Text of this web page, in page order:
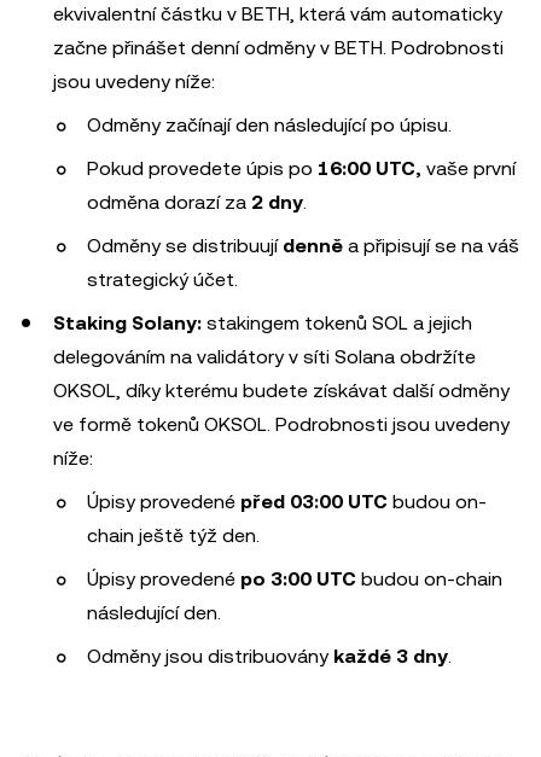
ekvivalentní částku v BETH, která vám automaticky
začne přinášet denní odměny v BETH. Podrobnosti
jsou uvedeny níže:
Odměny začínají den následující po úpisu.
Pokud provedete úpis po 16:00 UTC, vaše první
odměna dorazí za 2 dny.
Odměny se distribuují denně a připisují se na váš
strategický účet.
Staking Solany: stakingem tokenů SOL a jejich
delegováním na validátory v síti Solana obdržíte
OKSOL, díky kterému budete získávat další odměny
ve formě tokenů OKSOL. Podrobnosti jsou uvedeny
níže:
Úpisy provedené před 03:00 UTC budou on-
chain ještě týž den.
Úpisy provedené po 3:00 UTC budou on-chain
následující den.
Odměny jsou distribuovány každé 3 dny.